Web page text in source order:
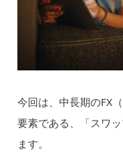
今回は、中長期のFX
要素である、「スワ
ます。